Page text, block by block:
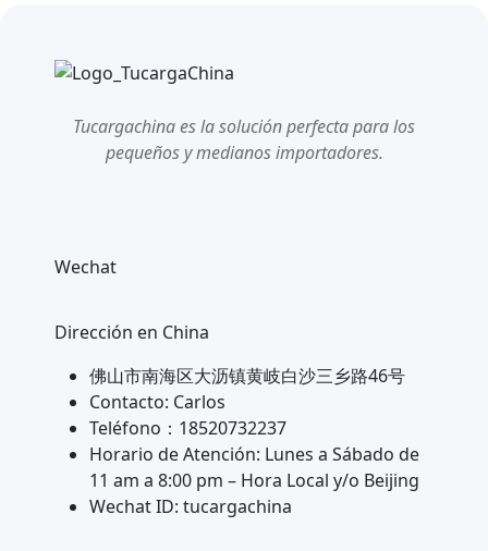
Tucargachina es la solución perfecta para los
pequeños y medianos importadores.
Wechat
Dirección en China
佛山市南海区大沥镇黄岐白沙三乡路46号
Contacto: Carlos
Teléfono：18520732237
Horario de Atención: Lunes a Sábado de
11 am a 8:00 pm – Hora Local y/o Beijing
Wechat ID: tucargachina